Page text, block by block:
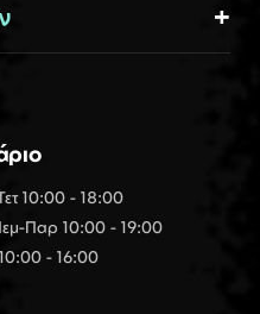
10:00 - 18:00
Παρ 10:00 - 19:00
- 16:00